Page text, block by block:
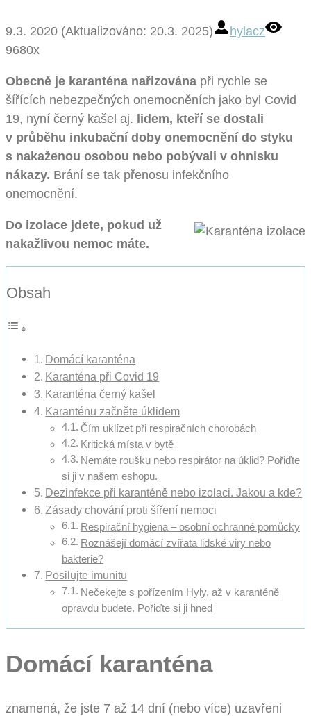
9.3. 2020 (Aktualizováno: 20.3. 2025)
hylacz
9680x
Obecně je karanténa nařizována při rychle se
šířících nebezpečných onemocněních jako byl Covid
19, nyní černý kašel aj. lidem, kteří se dostali
v průběhu inkubační doby onemocnění do styku
s nakaženou osobou nebo pobývali v ohnisku
nákazy. Brání se tak přenosu infekčního
onemocnění.
Do izolace jdete, pokud už
nakažlivou nemoc máte.
Obsah
Domácí karanténa
Karanténa při Covid 19
Karanténa černý kašel
Karanténu začněte úklidem
Čím uklízet při respiračních chorobách
Kritická místa v bytě
Nemáte roušku nebo respirátor na úklid? Pořiďte
si ji v našem eshopu.
Dezinfekce při karanténě nebo izolaci. Jakou a kde?
Zásady chování proti šíření nemoci
Respirační hygiena – osobní ochranné pomůcky
Roznášejí domácí zvířata lidské viry nebo
bakterie?
Posilujte imunitu
Nečekejte s pořízením Hyly, až v karanténě
opravdu budete. Pořiďte si ji hned
Domácí karanténa
znamená, že jste 7 až 14 dní (nebo více) uzavřeni